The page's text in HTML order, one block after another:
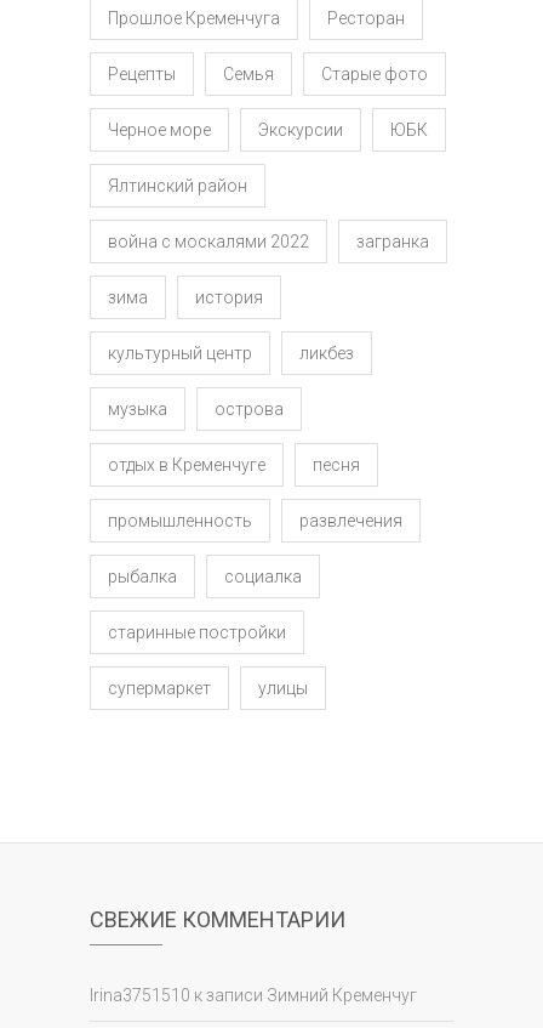
Прошлое Кременчуга Ресторан
Рецепты Семья Старые фото
Черное море Экскурсии ЮБК
Ялтинский район
война с москалями 2022 загранка
зима история
культурный центр ликбез
музыка острова
отдых в Кременчуге песня
промышленность развлечения
рыбалка социалка
старинные постройки
супермаркет улицы
СВЕЖИЕ КОММЕНТАРИИ
Irina3751510 к записи Зимний Кременчуг